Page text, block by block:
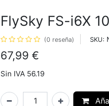
FlySky FS-i6X
(0 reseña) SKU:
67,99 €
Sin IVA 56.19